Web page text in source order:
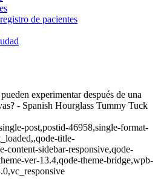
de pacientes
experimentar después de una
- Spanish Hourglass Tummy Tuck
post,postid-46958,single-format-
title-
content-sidebar-responsive,qode-
ver-13.4,qode-theme-bridge,wpb-